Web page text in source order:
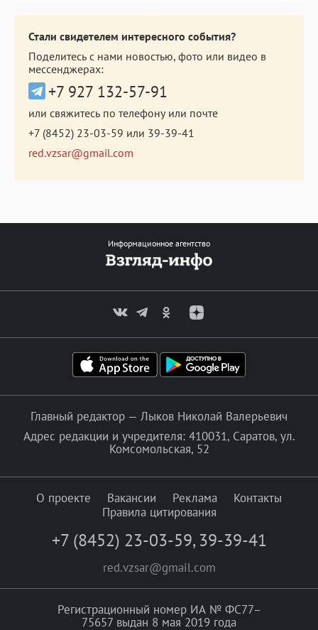
Стали свидетелем интересного события?
Поделитесь с нами новостью, фото или видео в
мессенджерах:
+7 927 132-57-91
или свяжитесь по телефону или почте
+7 (8452) 23-03-59 или 39-39-41
red.vzsar@gmail.com
Информационное агентство
Главный редактор — Лыков Николай Валерьевич
Адрес редакции и учредителя: 410031, Саратов, ул.
Комсомольская, 52
О проекте Вакансии Реклама
Контакты
Правила цитирования
+7 (8452) 23-03-59, 39-39-41
red.vzsar@gmail.com
Регистрационный номер ИА № ФС77–
75657 выдан 8 мая 2019 года